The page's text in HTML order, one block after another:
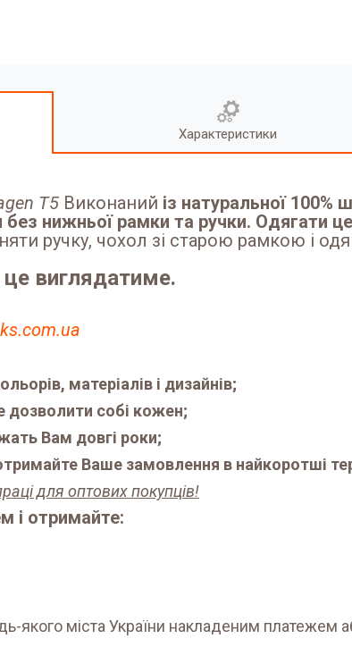
Характеристики
T5 Виконаний із натуральної 100%
нижньої рамки та ручки. Одягати
ручку, чохол зі старою рамкою і
виглядатиме.
матеріалів і дизайнів;
дозволити собі кожен;
Вам довгі роки;
Ваше замовлення в найкоротші
для оптових покупців!
і отримайте:
якого міста України накладеним платежем